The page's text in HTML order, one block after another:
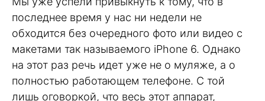
последнее время у нас ни недели не
обходится без очередного фото или видео с
макетами так называемого iPhone 6. Однако
на этот раз речь идет уже не о муляже, а о
полностью работающем телефоне. С той
лишь оговоркой, что весь этот аппарат,